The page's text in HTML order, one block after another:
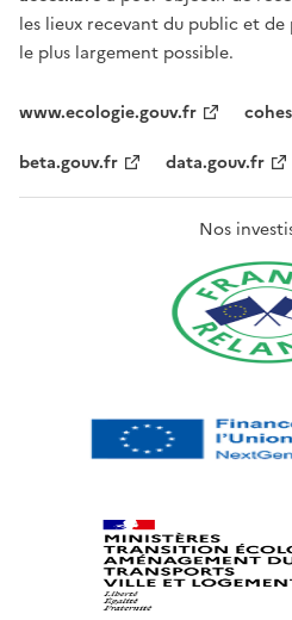
les lieux recevant du public et
le plus largement possible.
www.ecologie.gouv.fr
beta.gouv.fr
data.gouv.fr
Nos